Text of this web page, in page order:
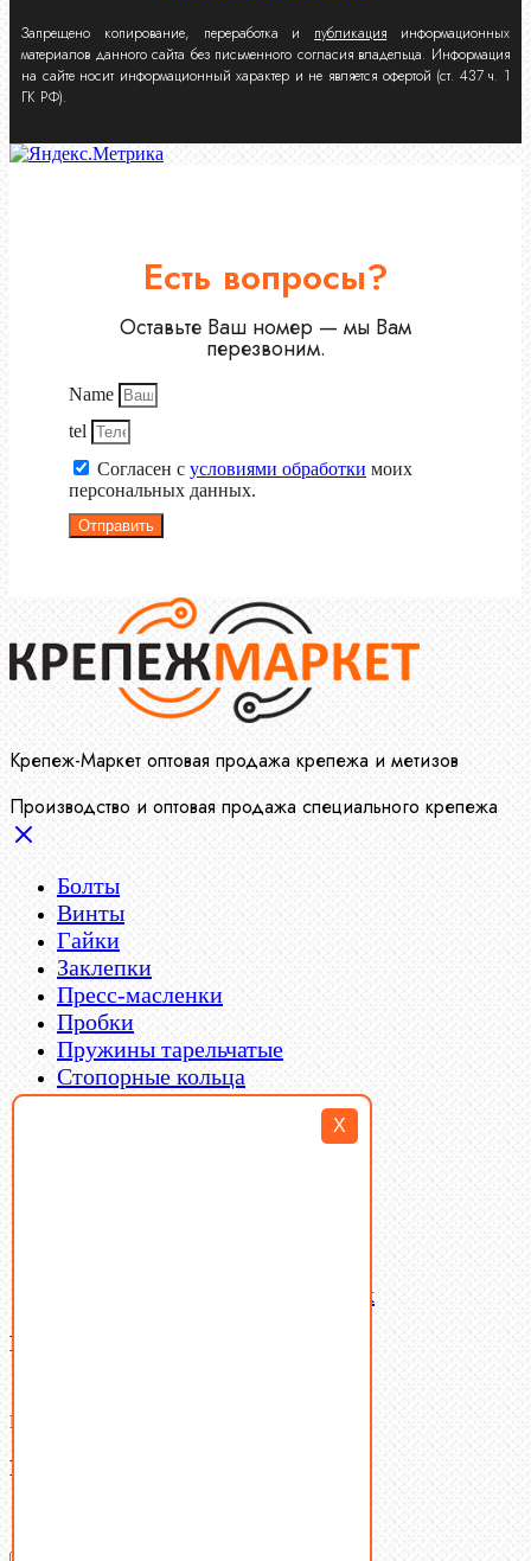
X
Запрещено копирование, переработка и публикация информационных
материалов данного сайта без письменного согласия владельца. Информация
на сайте носит информационный характер и не является офертой (ст. 437 ч. 1
ГК РФ).
Есть вопросы?
Оставьте Ваш номер — мы Вам
перезвоним.
Name
tel
Согласен с условиями обработки моих
персональных данных.
Отправить
Крепеж-Маркет оптовая продажа крепежа и метизов
Производство и оптовая продажа специального крепежа
Болты
Винты
Гайки
Заклепки
Пресс-масленки
Пробки
Пружины тарельчатые
Стопорные кольца
Такелаж
Латунный и бронзовый крепеж
Ваша корзина
В корзине нет товаров.
Поиск